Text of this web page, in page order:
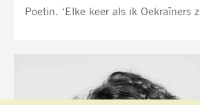
Poetin. ‘Elke keer als ik Oekraïners